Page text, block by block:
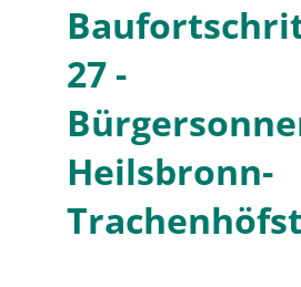
27 -
Heilsbronn-